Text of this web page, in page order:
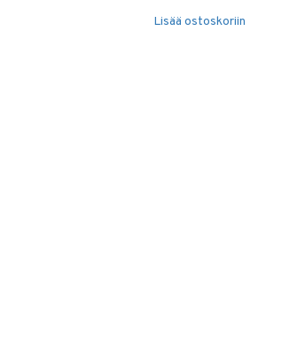
Lisää ostoskoriin